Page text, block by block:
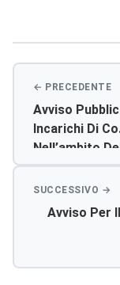
Avviso
Incarichi Di
Nell’ambito
Opera Di Una
Tunisia E
Malattie
Da Culicidae
Avviso Per